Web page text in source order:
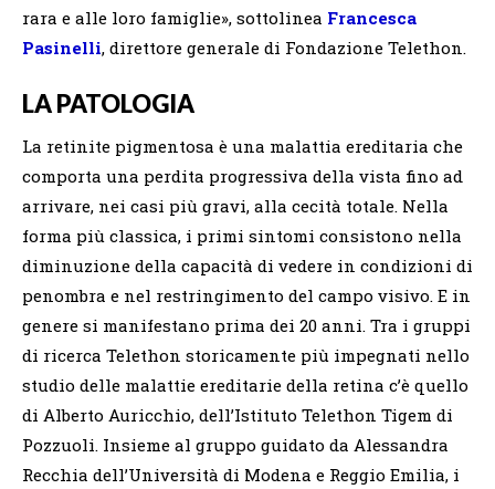
rara e alle loro famiglie», sottolinea Francesca
Pasinelli, direttore generale di Fondazione Telethon.
LA PATOLOGIA
La retinite pigmentosa è una malattia ereditaria che
comporta una perdita progressiva della vista fino ad
arrivare, nei casi più gravi, alla cecità totale. Nella
forma più classica, i primi sintomi consistono nella
diminuzione della capacità di vedere in condizioni di
penombra e nel restringimento del campo visivo. E in
genere si manifestano prima dei 20 anni. Tra i gruppi
di ricerca Telethon storicamente più impegnati nello
studio delle malattie ereditarie della retina c’è quello
di Alberto Auricchio, dell’Istituto Telethon Tigem di
Pozzuoli. Insieme al gruppo guidato da Alessandra
Recchia dell’Università di Modena e Reggio Emilia, i